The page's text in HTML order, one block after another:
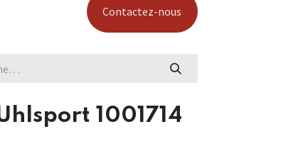
Contactez-nous
1001714